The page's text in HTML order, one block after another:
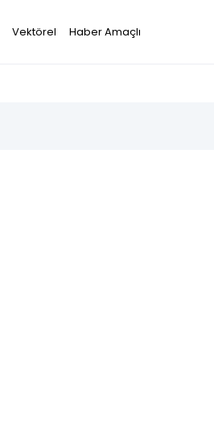
Vektörel Haber Amaçlı